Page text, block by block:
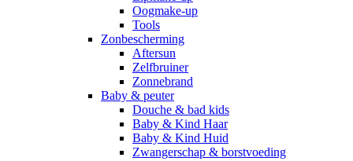
Oogmake-up
Tools
Zonbescherming
Aftersun
Zelfbruiner
Zonnebrand
Baby & peuter
Douche & bad kids
Baby & Kind Haar
Baby & Kind Huid
Zwangerschap & borstvoeding